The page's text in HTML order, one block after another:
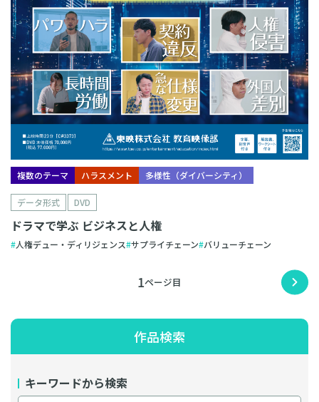
複数のテーマ ハラスメント 多様性（ダイバーシティ）
データ形式 DVD
ドラマで学ぶ ビジネスと人権
人権デュー・ディリジェンス サプライチェーン バリューチェーン
1
作品検索
キーワードから検索